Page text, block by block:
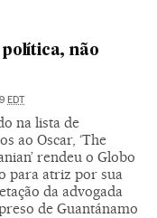
não
EDT
na lista de
ao Oscar, ‘The
rendeu o Globo
para atriz por sua
da advogada
de Guantánamo